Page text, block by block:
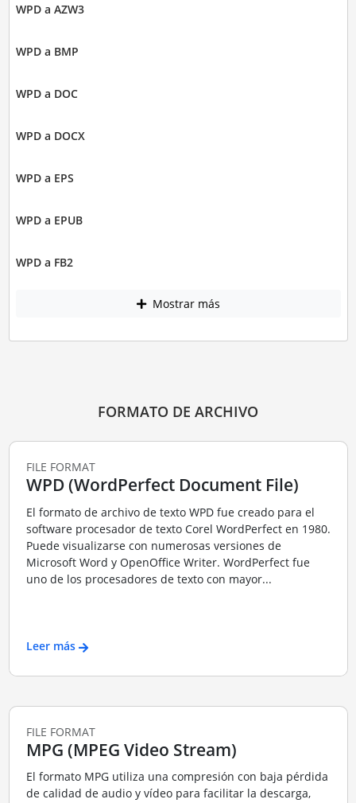
WPD a AZW3
WPD a BMP
WPD a DOC
WPD a DOCX
WPD a EPS
WPD a EPUB
WPD a FB2
Mostrar más
FORMATO DE ARCHIVO
FILE FORMAT
WPD (WordPerfect Document File)
El formato de archivo de texto WPD fue creado para el
software procesador de texto Corel WordPerfect en 1980.
Puede visualizarse con numerosas versiones de
Microsoft Word y OpenOffice Writer. WordPerfect fue
uno de los procesadores de texto con mayor...
Leer más
FILE FORMAT
MPG (MPEG Video Stream)
El formato MPG utiliza una compresión con baja pérdida
de calidad de audio y vídeo para facilitar la descarga,